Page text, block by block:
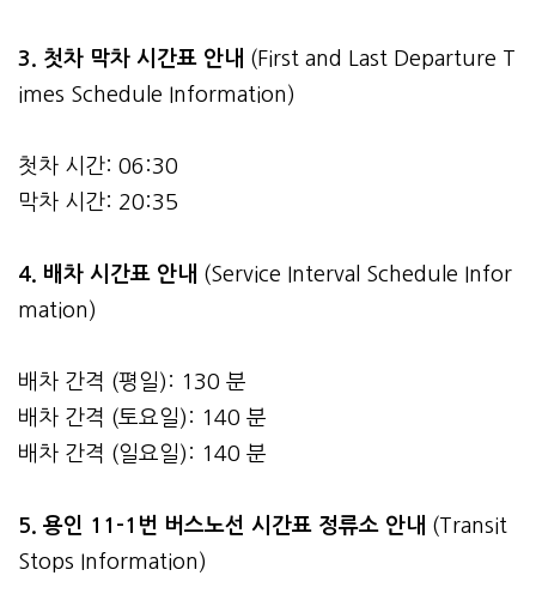
3. 첫차 막차 시간표 안내 (First and Last Departure T
imes Schedule Information)
첫차 시간: 06:30
막차 시간: 20:35
4. 배차 시간표 안내 (Service Interval Schedule Infor
mation)
배차 간격 (평일): 130 분
배차 간격 (토요일): 140 분
배차 간격 (일요일): 140 분
5. 용인 11-1번 버스노선 시간표 정류소 안내 (Transit
Stops Information)